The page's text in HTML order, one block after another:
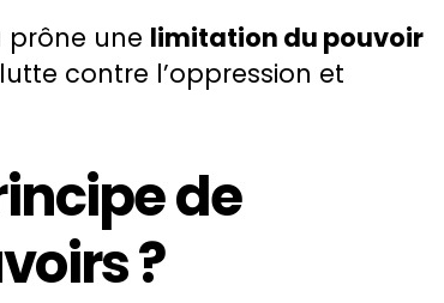
prône une limitation du pouvoir
contre l’oppression et
de
?